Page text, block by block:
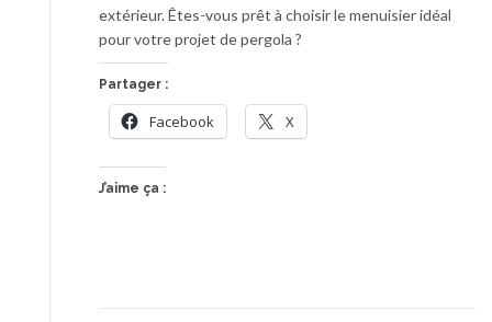
extérieur. Êtes-vous prêt à choisir le menuisier idéal
pour votre projet de pergola ?
Partager :
Facebook X
J’aime ça :